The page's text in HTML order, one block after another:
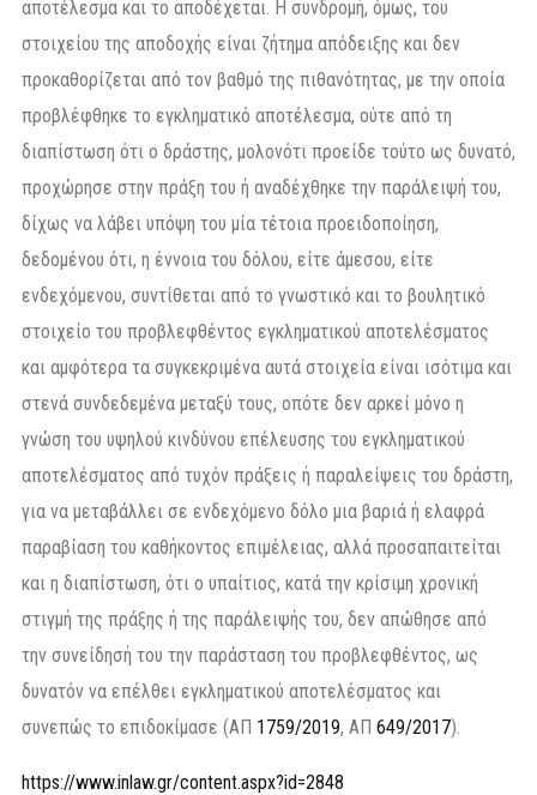
αποτέλεσμα και το αποδέχεται. Η συνδρομή, όμως, του
στοιχείου της αποδοχής είναι ζήτημα απόδειξης και δεν
προκαθορίζεται από τον βαθμό της πιθανότητας, με την οποία
προβλέφθηκε το εγκληματικό αποτέλεσμα, ούτε από τη
διαπίστωση ότι ο δράστης, μολονότι προείδε τούτο ως δυνατό,
προχώρησε στην πράξη του ή αναδέχθηκε την παράλειψή του,
δίχως να λάβει υπόψη του μία τέτοια προειδοποίηση,
δεδομένου ότι, η έννοια του δόλου, είτε άμεσου, είτε
ενδεχόμενου, συντίθεται από το γνωστικό και το βουλητικό
στοιχείο του προβλεφθέντος εγκληματικού αποτελέσματος
και αμφότερα τα συγκεκριμένα αυτά στοιχεία είναι ισότιμα και
στενά συνδεδεμένα μεταξύ τους, οπότε δεν αρκεί μόνο η
γνώση του υψηλού κινδύνου επέλευσης του εγκληματικού
αποτελέσματος από τυχόν πράξεις ή παραλείψεις του δράστη,
για να μεταβάλλει σε ενδεχόμενο δόλο μια βαριά ή ελαφρά
παραβίαση του καθήκοντος επιμέλειας, αλλά προσαπαιτείται
και η διαπίστωση, ότι ο υπαίτιος, κατά την κρίσιμη χρονική
στιγμή της πράξης ή της παράλειψής του, δεν απώθησε από
την συνείδησή του την παράσταση του προβλεφθέντος, ως
δυνατόν να επέλθει εγκληματικού αποτελέσματος και
συνεπώς το επιδοκίμασε (ΑΠ 1759/2019, ΑΠ 649/2017).
https://www.inlaw.gr/content.aspx?id=2848